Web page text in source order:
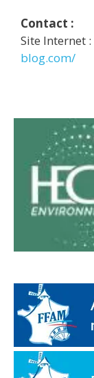
Contact :
Site Internet :
blog.com/